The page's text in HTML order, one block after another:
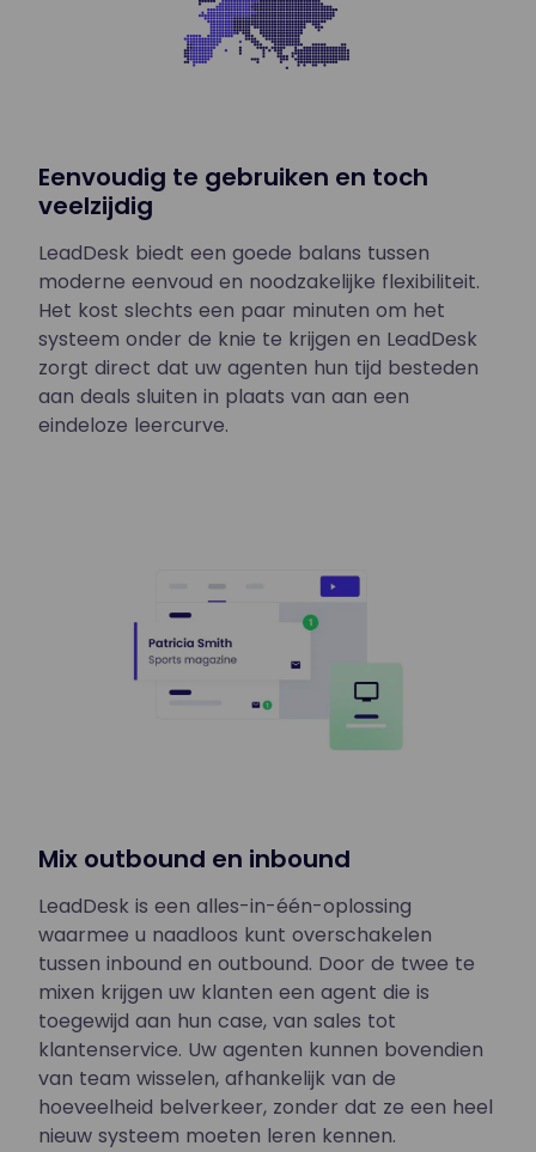
Eenvoudig te gebruiken en toch
veelzijdig
LeadDesk biedt een goede balans tussen
moderne eenvoud en noodzakelijke flexibiliteit.
Het kost slechts een paar minuten om het
systeem onder de knie te krijgen en LeadDesk
zorgt direct dat uw agenten hun tijd besteden
aan deals sluiten in plaats van aan een
eindeloze leercurve.
Mix outbound en inbound
LeadDesk is een alles-in-één-oplossing
waarmee u naadloos kunt overschakelen
tussen inbound en outbound. Door de twee te
mixen krijgen uw klanten een agent die is
toegewijd aan hun case, van sales tot
klantenservice. Uw agenten kunnen bovendien
van team wisselen, afhankelijk van de
hoeveelheid belverkeer, zonder dat ze een heel
nieuw systeem moeten leren kennen.